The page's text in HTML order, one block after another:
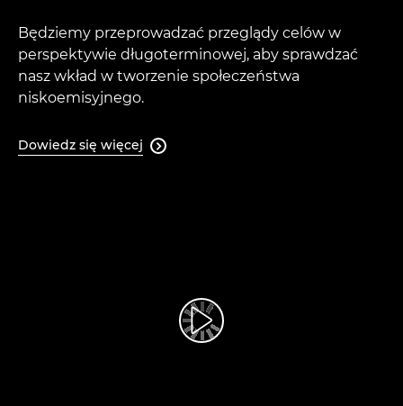
Będziemy przeprowadzać przeglądy celów w
perspektywie długoterminowej, aby sprawdzać
nasz wkład w tworzenie społeczeństwa
niskoemisyjnego.
Dowiedz się więcej 
Odtwórz film